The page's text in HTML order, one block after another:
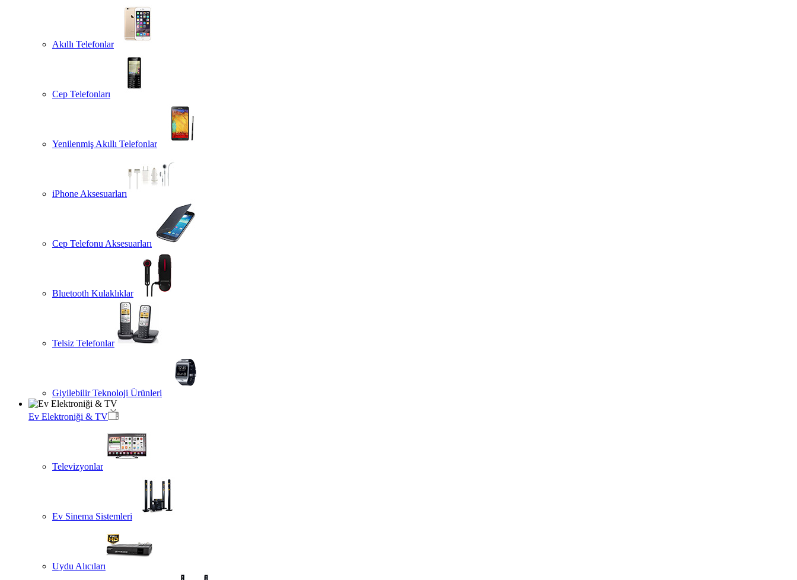
Akıllı Telefonlar
Cep Telefonları
Yenilenmiş Akıllı Telefonlar
iPhone Aksesuarları
Cep Telefonu Aksesuarları
Bluetooth Kulaklıklar
Telsiz Telefonlar
Giyilebilir Teknoloji Ürünleri
Ev Elektroniği & TV
Televizyonlar
Ev Sinema Sistemleri
Uydu Alıcıları